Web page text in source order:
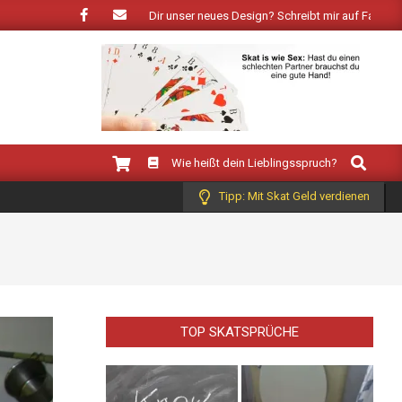
Frühling: Wie gefällt Dir unser neues Design? Schreibt mir auf Facebook!
Wie heißt dein Lieblingsspruch?
Search
Tipp: Mit Skat Geld verdienen
TOP SKATSPRÜCHE